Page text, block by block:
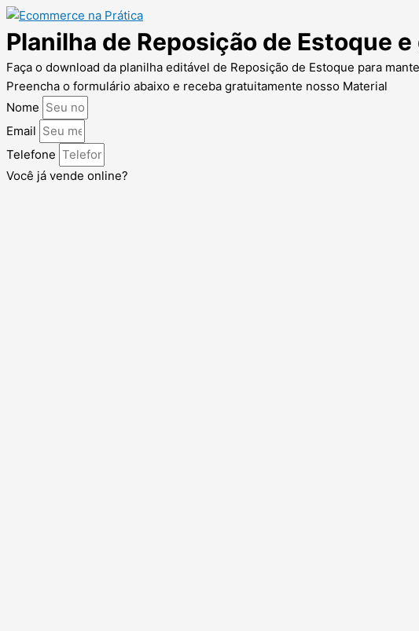
Planilha de Reposição de Estoque
Faça o download da planilha editável de Reposição de Estoque para
Preencha o formulário abaixo e receba gratuitamente nosso Material
Nome
Email
Telefone
Você já vende online?